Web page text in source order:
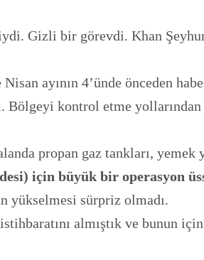
Gizli bir görevdi. Khan
ayının 4’ünde önceden
kontrol etme yollarından
propan gaz tankları, yemek
için büyük bir operasyon
yükselmesi sürpriz olmadı.
almıştık ve bunun